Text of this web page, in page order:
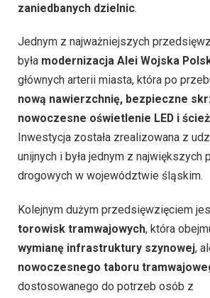
zaniedbanych dzielnic.
Jednym z najważniejszych
była modernizacja Alei Wojska
głównych arterii miasta, która po
nową nawierzchnię, bezpieczne
nowoczesne oświetlenie LED i
Inwestycja została zrealizowana z
unijnych i była jednym z największych
drogowych w województwie śląskim.
Kolejnym dużym przedsięwzięciem
torowisk tramwajowych, która
wymianę infrastruktury szynowej,
nowoczesnego taboru
dostosowanego do potrzeb osób z